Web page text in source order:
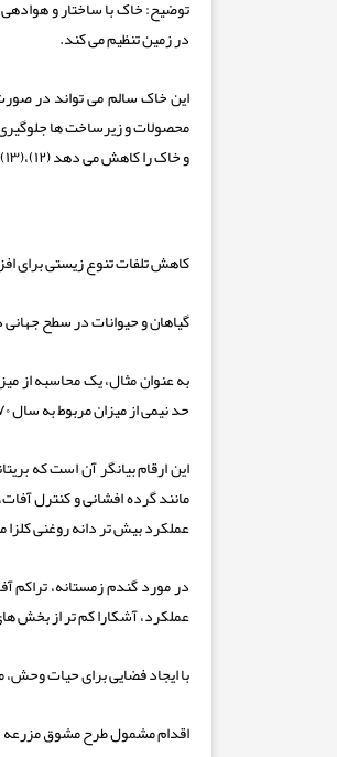
توضیح: خاک با ساختار و
در زمین تنظیم می کند.
این خاک سالم می تواند در
محصولات و زیرساخت ها
و خاک را کاهش می دهد (۱۲)،(۱۳).
کاهش تلفات تنوع زیستی برای
گیاهان و حیوانات در سطح جهانی
به عنوان مثال، یک محاسبه از
حد نیمی از میزان مربوط به سال ۱۹۷۰را نشان می­دهد (۱۵).
این ارقام بیانگر آن است که
مانند گرده افشانی و کنترل
عملکرد بیش تر دانه روغنی کلزا
در مورد گندم زمستانه، تراکم
عملکرد، آشکارا کم تر از بخش های
با ایجاد فضایی برای حیات
اقدام مشمول طرح مشوق مزرعه